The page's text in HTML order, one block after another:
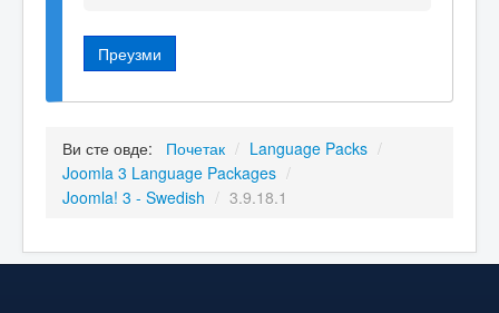
Преузми
Ви сте овде: Почетак / Language Packs /
Joomla 3 Language Packages /
Joomla! 3 - Swedish / 3.9.18.1